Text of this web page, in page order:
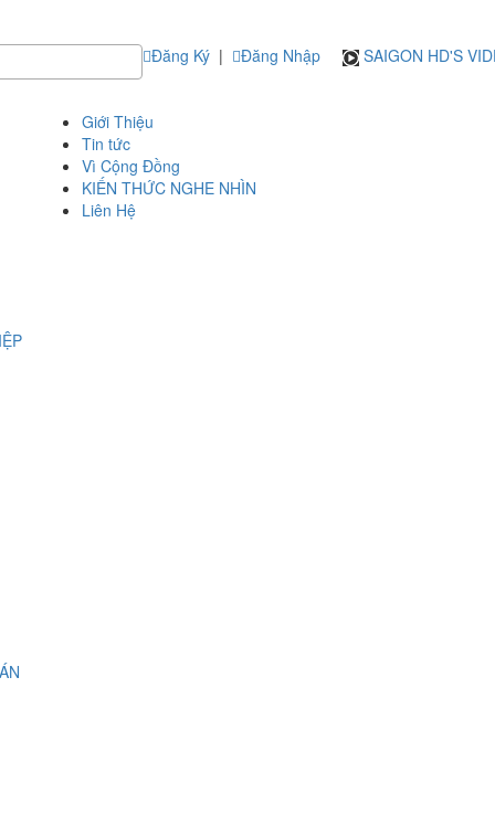
Đăng Ký | Đăng Nhập SAIGON HD'S
Giới Thiệu
Tin tức
Vì Cộng Đồng
KIẾN THỨC NGHE NHÌN
Liên Hệ